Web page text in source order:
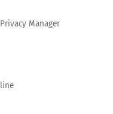
Privacy Manager